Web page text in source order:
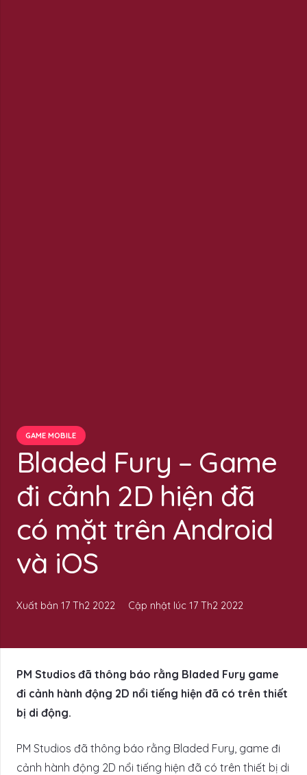
GAME MOBILE
Bladed Fury – Game
đi cảnh 2D hiện đã
có mặt trên Android
và iOS
Xuất bản 17 Th2 2022 Cập nhật lúc17 Th2 2022
PM Studios đã thông báo rằng Bladed Fury game
đi cảnh hành động 2D nổi tiếng hiện đã có trên thiết
bị di động.
PM Studios đã thông báo rằng Bladed Fury, game đi
cảnh hành động 2D nổi tiếng hiện đã có trên thiết bị di